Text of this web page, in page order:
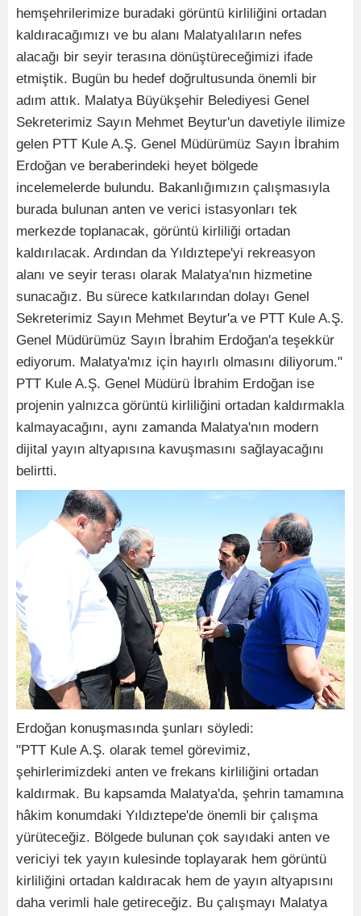
hemşehrilerimize buradaki görüntü kirliliğini ortadan
kaldıracağımızı ve bu alanı Malatyalıların nefes
alacağı bir seyir terasına dönüştüreceğimizi ifade
etmiştik. Bugün bu hedef doğrultusunda önemli bir
adım attık. Malatya Büyükşehir Belediyesi Genel
Sekreterimiz Sayın Mehmet Beytur'un davetiyle ilimize
gelen PTT Kule A.Ş. Genel Müdürümüz Sayın İbrahim
Erdoğan ve beraberindeki heyet bölgede
incelemelerde bulundu. Bakanlığımızın çalışmasıyla
burada bulunan anten ve verici istasyonları tek
merkezde toplanacak, görüntü kirliliği ortadan
kaldırılacak. Ardından da Yıldıztepe'yi rekreasyon
alanı ve seyir terası olarak Malatya'nın hizmetine
sunacağız. Bu sürece katkılarından dolayı Genel
Sekreterimiz Sayın Mehmet Beytur'a ve PTT Kule A.Ş.
Genel Müdürümüz Sayın İbrahim Erdoğan'a teşekkür
ediyorum. Malatya'mız için hayırlı olmasını diliyorum."
PTT Kule A.Ş. Genel Müdürü İbrahim Erdoğan ise
projenin yalnızca görüntü kirliliğini ortadan kaldırmakla
kalmayacağını, aynı zamanda Malatya'nın modern
dijital yayın altyapısına kavuşmasını sağlayacağını
belirtti.
Erdoğan konuşmasında şunları söyledi:
"PTT Kule A.Ş. olarak temel görevimiz,
şehirlerimizdeki anten ve frekans kirliliğini ortadan
kaldırmak. Bu kapsamda Malatya'da, şehrin tamamına
hâkim konumdaki Yıldıztepe'de önemli bir çalışma
yürüteceğiz. Bölgede bulunan çok sayıdaki anten ve
vericiyi tek yayın kulesinde toplayarak hem görüntü
kirliliğini ortadan kaldıracak hem de yayın altyapısını
daha verimli hale getireceğiz. Bu çalışmayı Malatya